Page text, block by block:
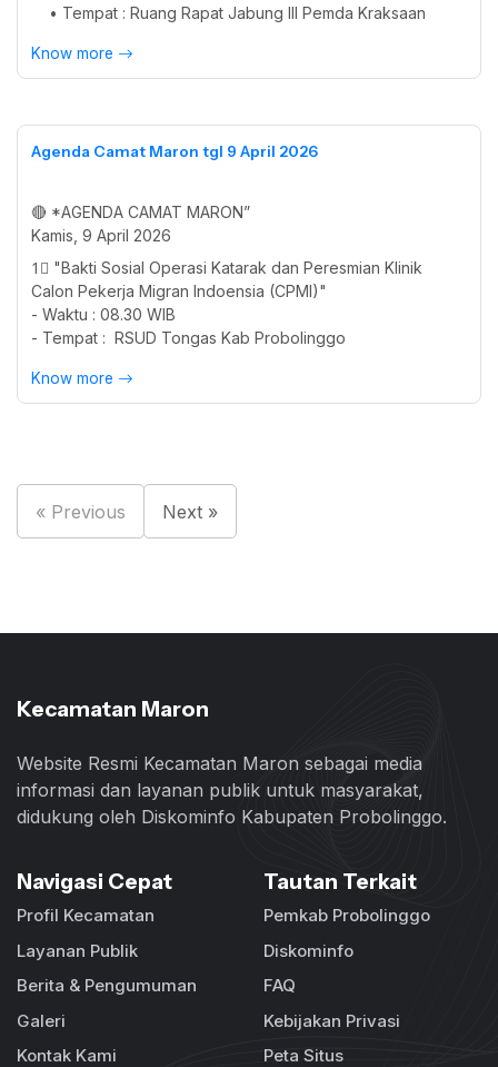
• Tempat : Ruang Rapat Jabung III Pemda Kraksaan
Know more
Agenda Camat Maron tgl 9 April 2026
🔴 *AGENDA CAMAT MARON”
Kamis, 9 April 2026
1⃣ "Bakti Sosial Operasi Katarak dan Peresmian Klinik
Calon Pekerja Migran Indoensia (CPMI)"
- Waktu : 08.30 WIB
- Tempat : RSUD Tongas Kab Probolinggo
Know more
« Previous Next »
Kecamatan Maron
Website Resmi Kecamatan Maron sebagai media
informasi dan layanan publik untuk masyarakat,
didukung oleh Diskominfo Kabupaten Probolinggo.
Navigasi Cepat
Profil Kecamatan
Layanan Publik
Berita & Pengumuman
Galeri
Kontak Kami
Tautan Terkait
Pemkab Probolinggo
Diskominfo
FAQ
Kebijakan Privasi
Peta Situs